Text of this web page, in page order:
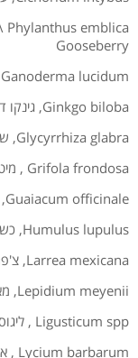
Phylanthus emblica
Gooseberry
Ganoderma lucidum
Ginkgo biloba
, גינקו
Glycyrrhiza glabra
,
Grifola frondosa
,
Guaiacum officinale
,
Humulus lupulus
,
Larrea mexicana
,
Lepidium meyenii
,
Ligusticum spp
,
Lycium barbarum
,